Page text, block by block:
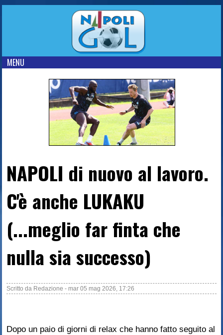
MENU
NAPOLI di nuovo al lavoro.
C'è anche LUKAKU
(...meglio far finta che
nulla sia successo)
Scritto da Redazione - mar 05 mag 2026, 17:26
Dopo un paio di giorni di relax che hanno fatto seguito al